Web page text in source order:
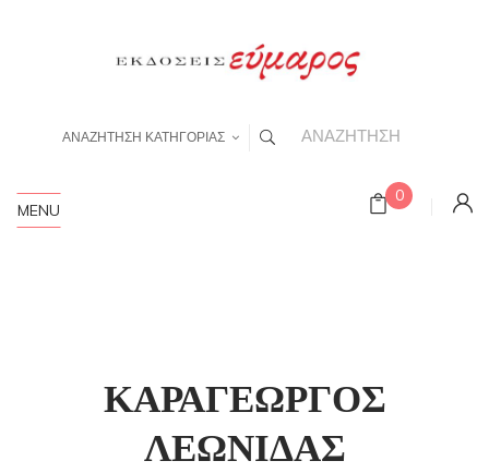
ΑΝΑΖΗΤΗΣΗ ΚΑΤΗΓΟΡΙΑΣ
0
MENU
ΚΑΡΑΓΕΩΡΓΟΣ
ΛΕΩΝΙΔΑΣ